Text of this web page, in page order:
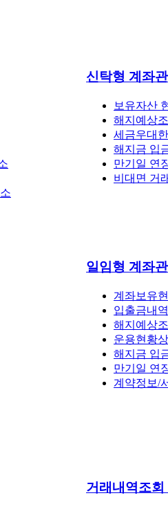
신탁형 계좌
보유자산
해지예상
세금우대
해지금 입
만기일 연
비대면 거
일임형 계좌
계좌보유
입출금내역
해지예상
운용현황
해지금 입
만기일 연
계약정보/
거래내역조회